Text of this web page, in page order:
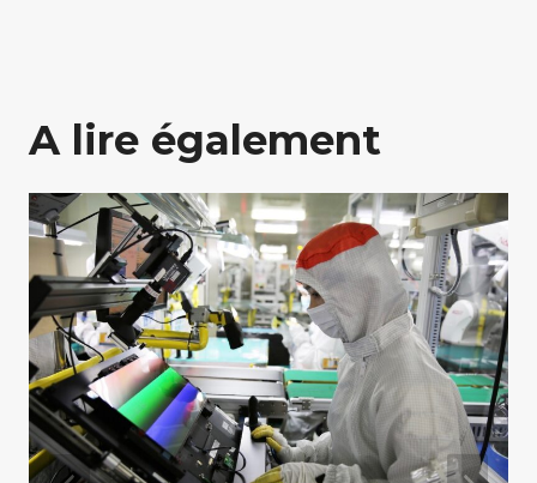
A lire également